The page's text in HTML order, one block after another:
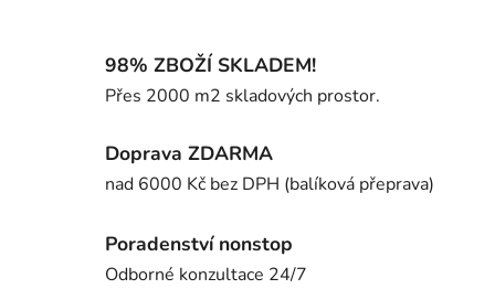
98% ZBOŽÍ SKLADEM!
Přes 2000 m2 skladových prostor.
Doprava ZDARMA
nad 6000 Kč bez DPH (balíková přeprava)
Poradenství nonstop
Odborné konzultace 24/7